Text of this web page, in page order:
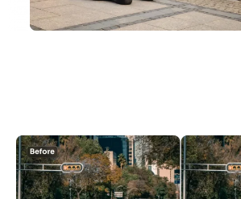
AI 익스텐더
AI 스타일 이미지 생성기
인물 사진 도구